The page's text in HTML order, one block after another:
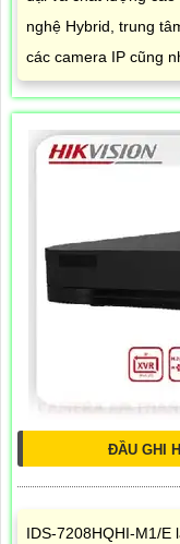
nghệ Hybrid, trung
các camera IP cũng
ĐẦU GHI
IDS-7208HQHI-M1/E